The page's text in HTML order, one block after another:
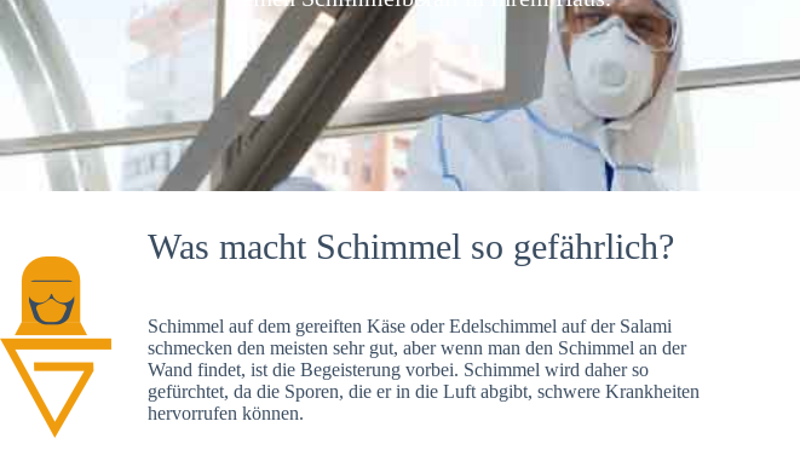
Was macht Schimmel so gefährlich?
Schimmel auf dem gereiften Käse oder Edelschimmel auf der Salami
schmecken den meisten sehr gut, aber wenn man den Schimmel an der
Wand findet, ist die Begeisterung vorbei. Schimmel wird daher so
gefürchtet, da die Sporen, die er in die Luft abgibt, schwere Krankheiten
hervorrufen können.